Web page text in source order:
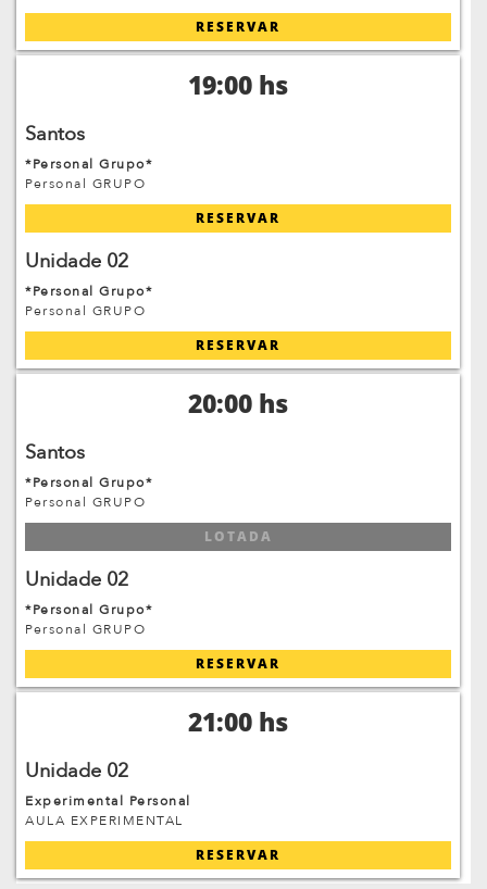
RESERVAR
19:00 hs
Santos
*Personal Grupo*
Personal GRUPO
RESERVAR
Unidade 02
*Personal Grupo*
Personal GRUPO
RESERVAR
20:00 hs
Santos
*Personal Grupo*
Personal GRUPO
LOTADA
Unidade 02
*Personal Grupo*
Personal GRUPO
RESERVAR
21:00 hs
Unidade 02
Experimental Personal
AULA EXPERIMENTAL
RESERVAR